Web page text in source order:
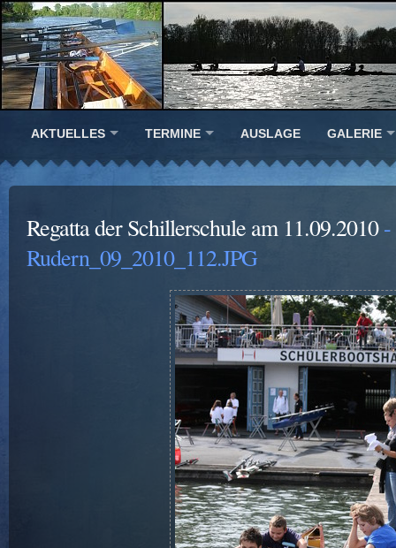
AKTUELLES TERMINE AUSLAGE GALERIE
Regatta der Schillerschule am 11.09.2010-
Rudern_09_2010_112.JPG